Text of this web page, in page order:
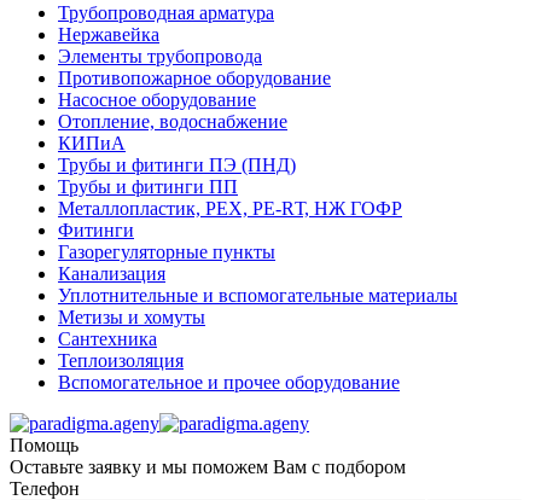
Трубопроводная арматура
Нержавейка
Элементы трубопровода
Противопожарное оборудование
Насосное оборудование
Отопление, водоснабжение
КИПиА
Трубы и фитинги ПЭ (ПНД)
Трубы и фитинги ПП
Металлопластик, РЕХ, РЕ-RТ, НЖ ГОФР
Фитинги
Газорегуляторные пункты
Канализация
Уплотнительные и вспомогательные материалы
Метизы и хомуты
Сантехника
Теплоизоляция
Вспомогательное и прочее оборудование
Помощь
Оставьте заявку и мы поможем Вам с подбором
Телефон